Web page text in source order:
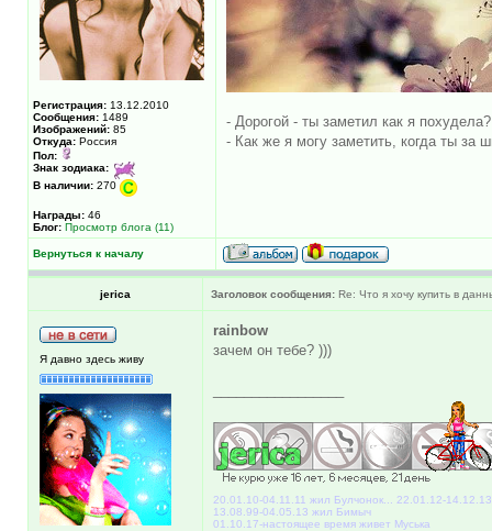
Регистрация: 13.12.2010
Сообщения: 1489
Изображений: 85
Откуда: Россия
Пол:
Знак зодиака:
В наличии: 270
Награды: 46
Блог: Просмотр блога (11)
- Дорогой - ты заметил как я похудела?
- Как же я могу заметить, когда ты за
Вернуться к началу
jerica Заголовок сообщения: Re: Что я хочу купить в
Я давно здесь живу
rainbow
зачем он тебе? )))
20.01.10-04.11.11 жил Булчонок... 22.01.12-
13.08.99-04.05.13 жил Бимыч
01.10.17-настоящее время живет Муська